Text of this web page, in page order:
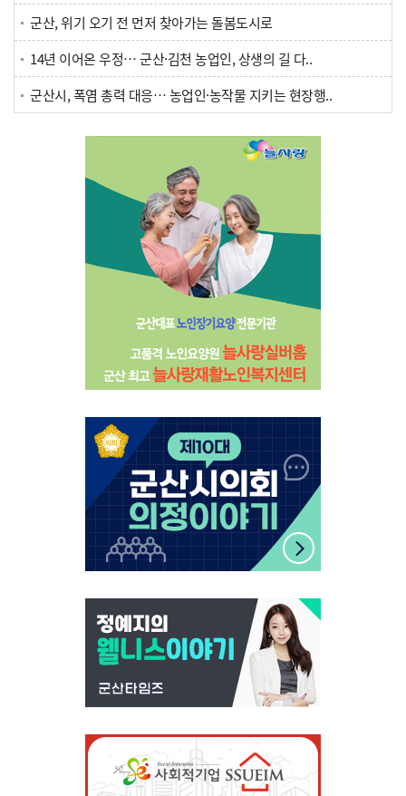
군산, 위기 오기 전 먼저 찾아가는 돌봄도시로
14년 이어온 우정… 군산·김천 농업인, 상생의 길 다..
군산시, 폭염 총력 대응… 농업인·농작물 지키는 현장행..